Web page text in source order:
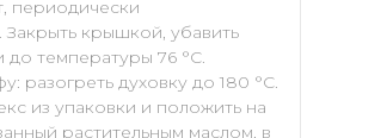
периодически
Закрыть крышкой, убавить
до температуры 76 °С.
разогреть духовку до 180 °С.
из упаковки и положить на
растительным маслом, в